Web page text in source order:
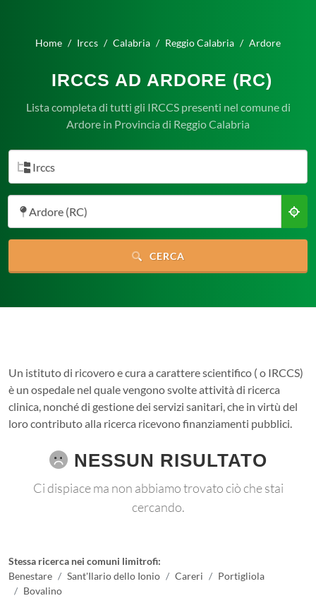
Home Irccs Calabria Reggio Calabria Ardore
IRCCS AD ARDORE (RC)
Lista completa di tutti gli IRCCS presenti nel comune di
Ardore in Provincia di Reggio Calabria
Irccs
Ardore (RC)
CERCA
Un istituto di ricovero e cura a carattere scientifico ( o IRCCS)
è un ospedale nel quale vengono svolte attività di ricerca
clinica, nonché di gestione dei servizi sanitari, che in virtù del
loro contributo alla ricerca ricevono finanziamenti pubblici.
NESSUN RISULTATO
Ci dispiace ma non abbiamo trovato ciò che stai
cercando.
Stessa ricerca nei comuni limitrofi:
Benestare
Sant'Ilario dello Ionio Careri
Portigliola
Bovalino